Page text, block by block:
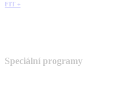
FIT +
Speciální programy